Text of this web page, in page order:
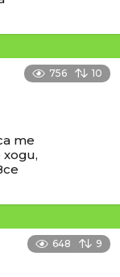
756 10
те
648 9